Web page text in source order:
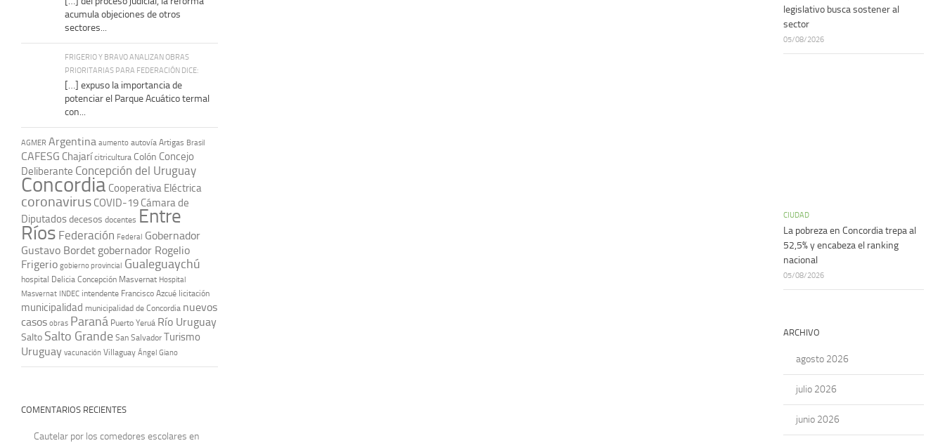
acumula objeciones de otros
sectores...
FRIGERIO Y BRAVO ANALIZAN OBRAS
PRIORITARIAS PARA FEDERACIÓN DICE:
[…] expuso la importancia de
potenciar el Parque Acuático termal
con...
AGMER Argentina aumento autovía Artigas Brasil
CAFESG Chajarí citricultura Colón Concejo
Deliberante Concepción del Uruguay
Concordia Cooperativa Eléctrica
coronavirus COVID-19 Cámara de
Diputadosdecesos docentes Entre
Ríos Federación Federal Gobernador
Gustavo Bordet gobernador Rogelio
Frigerio gobierno provincial Gualeguaychú
hospital Delicia Concepción Masvernat Hospital
Masvernat INDEC intendente Francisco Azcué licitación
municipalidad municipalidad de Concordia nuevos
casos obras Paraná Puerto Yeruá Río Uruguay
Salto Salto Grande San Salvador Turismo
Uruguay vacunación Villaguay Ángel Giano
COMENTARIOS RECIENTES
Cautelar por los comedores escolares en
legislativo busca sostener al
sector
05/08/2026
CIUDAD
La pobreza en Concordia trepa al
52,5% y encabeza el ranking
nacional
05/08/2026
ARCHIVO
agosto 2026
julio 2026
junio 2026